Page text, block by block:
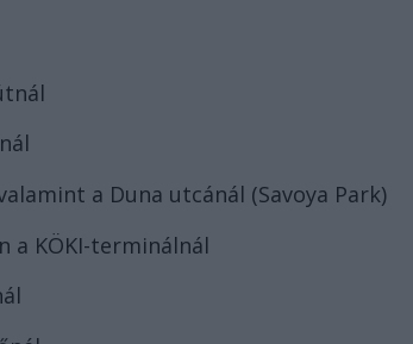
a Duna utcánál (Savoya Park)
a KÖKI-terminálnál